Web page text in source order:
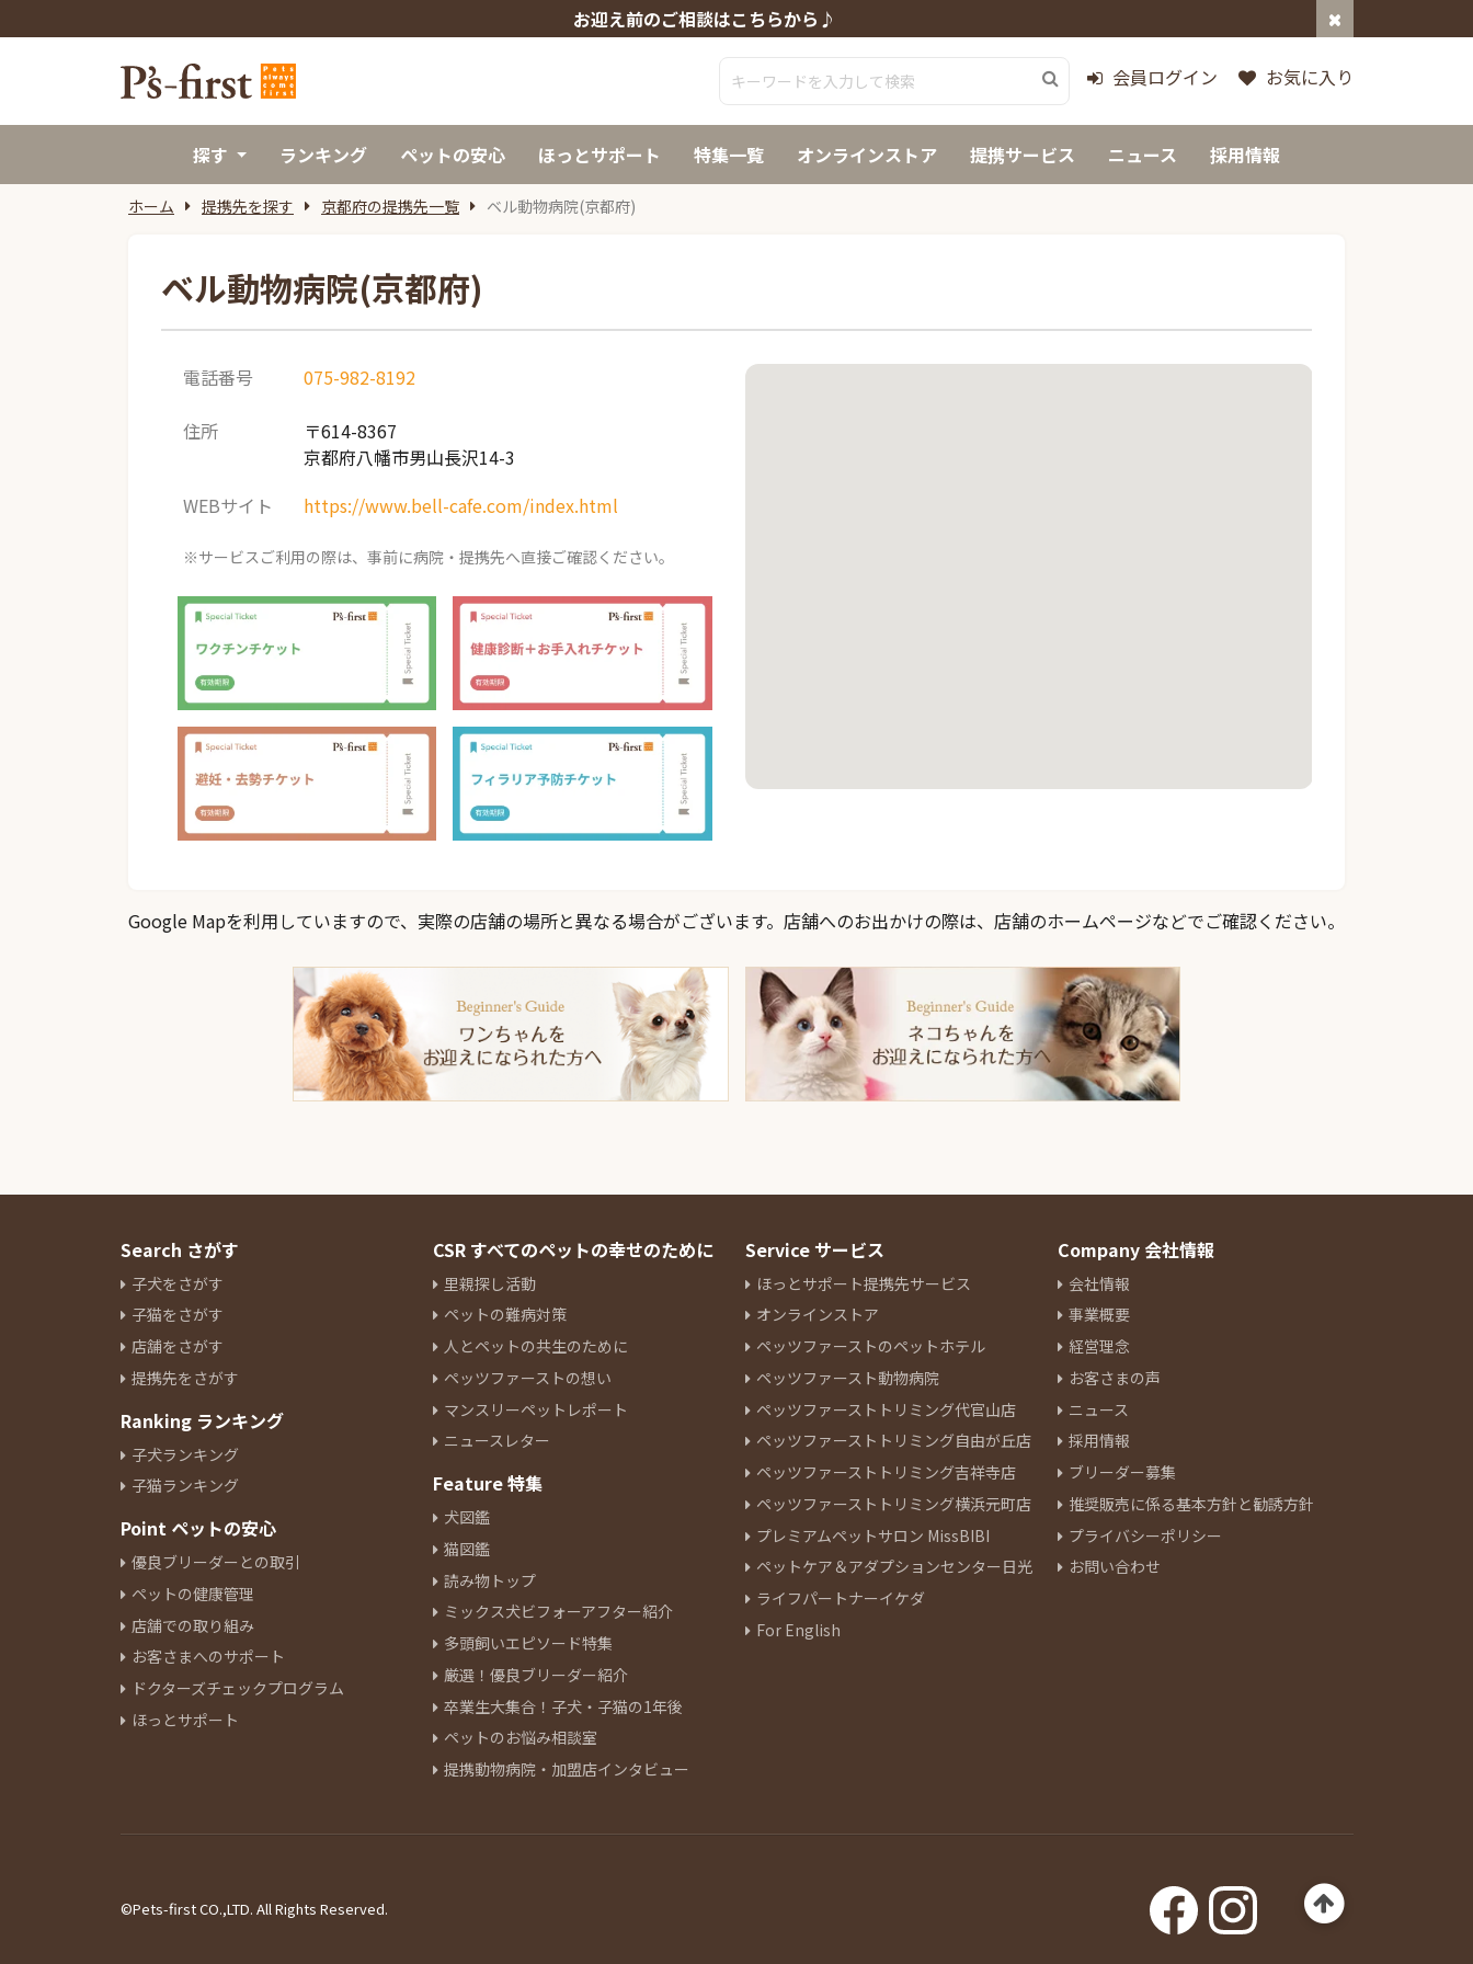
お迎え前のご相談はこちらから♪
会員ログイン お気に入り
探す ランキング ペットの安心 ほっとサポート 特集一覧 オンラインストア 提携サービス ニュース 採用情報
ホーム 提携先を探す 京都府の提携先一覧 ベル動物病院(京都府)
ベル動物病院(京都府)
電話番号 075-982-8192
住所
〒614-8367
京都府八幡市男山長沢14-3
WEBサイト
https://www.bell-cafe.com/index.html
※サービスご利用の際は、事前に病院・提携先へ直接ご確認ください。
Google Mapを利用していますので、実際の店舗の場所と異なる場合がございます。店舗へのお出かけの際は、店舗のホームページなどでご確認ください。
Search さがす
子犬をさがす
子猫をさがす
店舗をさがす
提携先をさがす
Ranking ランキング
子犬ランキング
子猫ランキング
Point ペットの安心
優良ブリーダーとの取引
ペットの健康管理
店舗での取り組み
お客さまへのサポート
ドクターズチェックプログラム
ほっとサポート
CSR すべてのペットの幸せのために
里親探し活動
ペットの難病対策
人とペットの共生のために
ペッツファーストの想い
マンスリーペットレポート
ニュースレター
Feature 特集
犬図鑑
猫図鑑
読み物トップ
ミックス犬ビフォーアフター紹介
多頭飼いエピソード特集
厳選！優良ブリーダー紹介
卒業生大集合！子犬・子猫の1年後
ペットのお悩み相談室
提携動物病院・加盟店インタビュー
Service サービス
ほっとサポート提携先サービス
オンラインストア
ペッツファーストのペットホテル
ペッツファースト動物病院
ペッツファーストトリミング代官山店
ペッツファーストトリミング自由が丘店
ペッツファーストトリミング吉祥寺店
ペッツファーストトリミング横浜元町店
プレミアムペットサロン MissBIBI
ペットケア＆アダプションセンター日光
ライフパートナーイケダ
For English
Company 会社情報
会社情報
事業概要
経営理念
お客さまの声
ニュース
採用情報
ブリーダー募集
推奨販売に係る基本方針と勧誘方針
プライバシーポリシー
お問い合わせ
©Pets-first CO.,LTD. All Rights Reserved.